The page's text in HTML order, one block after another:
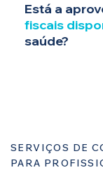
Está a
fiscais
saúde?
SERVIÇOS DE
PARA